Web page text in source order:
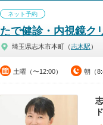
ネット予約
たで健診・内視鏡ク
埼玉県志木市本町（志木駅 ）
土曜（〜12:00） 朝（